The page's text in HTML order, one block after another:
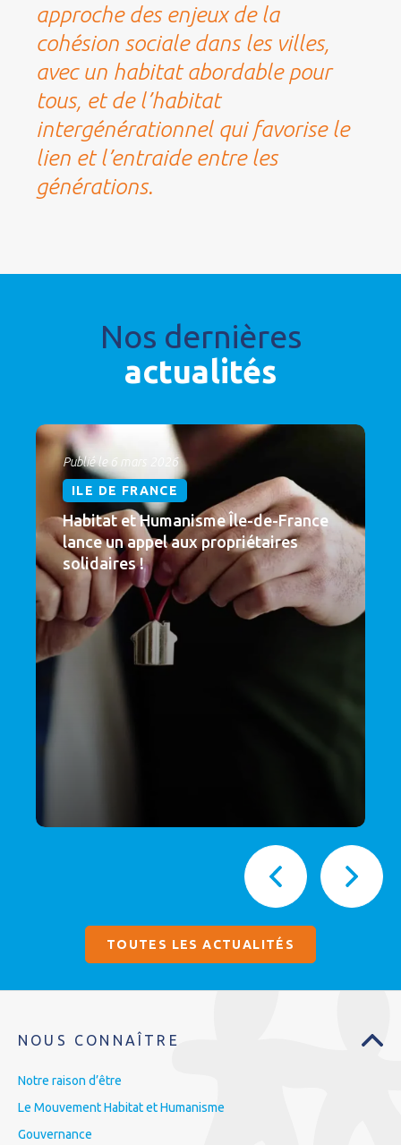
approche des enjeux de la
cohésion sociale dans les villes,
avec un habitat abordable pour
tous, et de l’habitat
intergénérationnel qui favorise le
lien et l’entraide entre les
générations.
Nos dernières
actualités
Publié le 6 mars 2026
ILE DE FRANCE
Habitat et Humanisme Île-de-France
lance un appel aux propriétaires
solidaires !
TOUTES LES ACTUALITÉS
NOUS CONNAÎTRE
Notre raison d’être
Le Mouvement Habitat et Humanisme
Gouvernance